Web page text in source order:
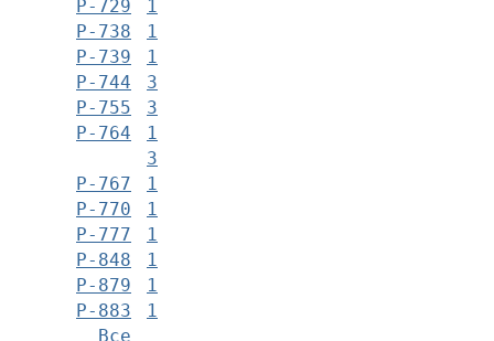
Р-729
1
Р-738
1
Р-739
1
Р-744
3
Р-755
3
Р-764
1
3
Р-767
1
Р-770
1
Р-777
1
Р-848
1
Р-879
1
Р-883
1
Все